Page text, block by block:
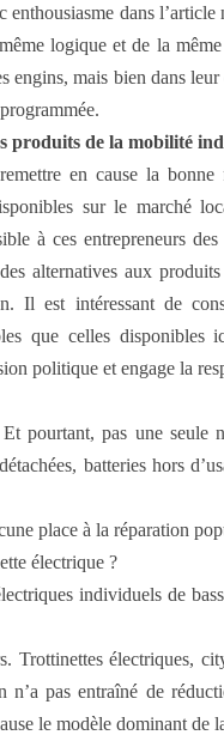
enthousiasme dans
logique et de la
engins, mais bien dans
produits de la mobilité
en cause la
sur le marché
à ces entrepreneurs
alternatives aux
Il est intéressant de
que celles disponibles
politique et engage la
pourtant, pas une seule
batteries hors
place à la réparation
électrique ?
individuels de
Trottinettes électriques,
pas entraîné de
le modèle dominant de